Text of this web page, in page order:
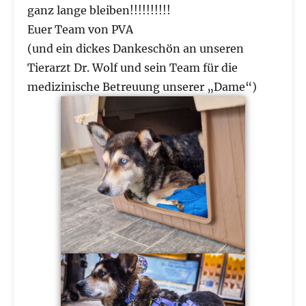
ganz lange bleiben!!!!!!!!!!
Euer Team von PVA
(und ein dickes Dankeschön an unseren
Tierarzt Dr. Wolf und sein Team für die
medizinische Betreuung unserer „Dame“)